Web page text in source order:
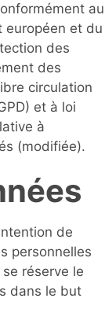
au
européen et du
des
des
circulation
et à loi
à
(modifiée).
de
personnelles
réserve le
dans le but